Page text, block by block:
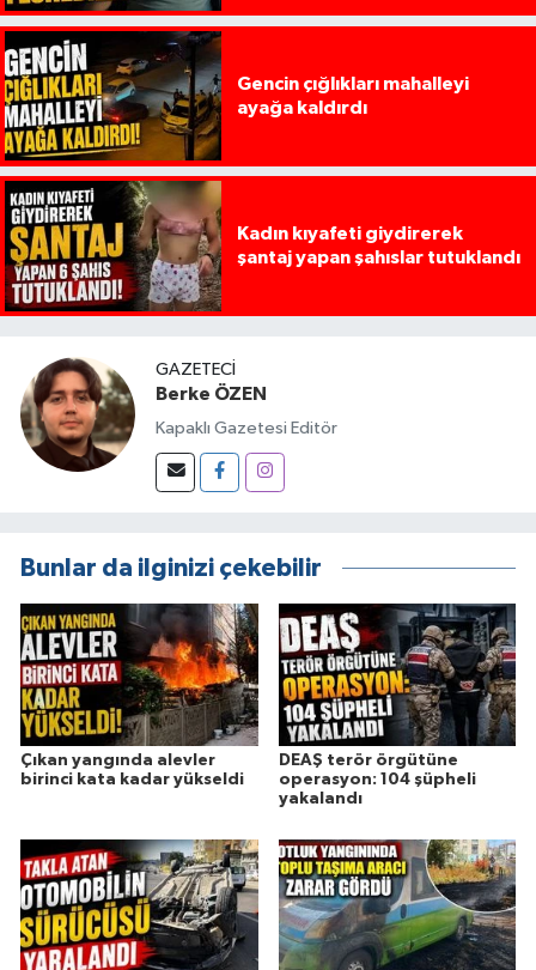
Gencin çığlıkları mahalleyi
ayağa kaldırdı
Kadın kıyafeti giydirerek
şantaj yapan şahıslar tutuklandı
GAZETECI
Berke ÖZEN
Kapaklı Gazetesi Editör
Bunlar da ilginizi çekebilir
Çıkan yangında alevler
birinci kata kadar yükseldi
DEAŞ terör örgütüne
operasyon: 104 şüpheli
yakalandı